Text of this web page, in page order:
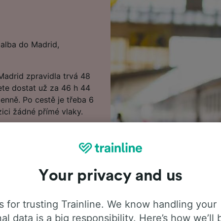
do Madrid,
zpravidla trvá 48
dostat už za 46 h 44
Po cestě je třeba 6
žádné přímé vlaky.
v našem Plánovači
nejlevnější vlakové
o cestě
kde uvidíte první a
Your privacy and us
for trusting Trainline. We know handling your
data is a big responsibility. Here’s how we’ll